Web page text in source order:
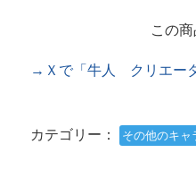
この
→Ｘで「牛人 クリエー
カテゴリー： その他のキャ